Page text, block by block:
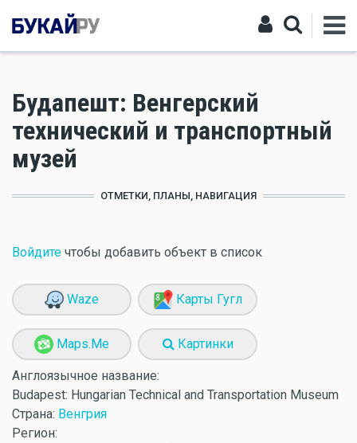
Будапешт: Венгерский
технический и транспортный
музей
ОТМЕТКИ, ПЛАНЫ, НАВИГАЦИЯ
Войдите чтобы добавить объект в список
Waze Карты Гугл
Maps.Me Картинки
Англоязычное название:
Budapest: Hungarian Technical and Transportation Museum
Страна: Венгрия
Регион: